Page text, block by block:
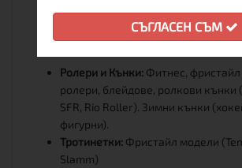
Ролери, Скейт и Ски
Ролери и Кънки: Фитнес,
ролери, блейдове, ролкови кънки
SFR, Rio Roller). Зимни кънки
фигурни).
Тротинетки: Фристайл модели
Slamm)
СЪГЛАСЕН СЪМ